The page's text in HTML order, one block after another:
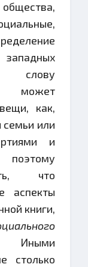
слову
может
как,
семьи или
и
что
аспекты
книги,
Иными
столько